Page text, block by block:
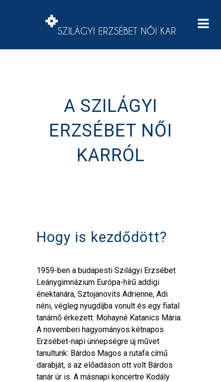
A SZILÁGYI
ERZSÉBET NŐI
KARRÓL
Hogy is kezdődött?
1959-ben a budapesti Szilágyi Erzsébet
Leánygimnázium Európa-hírű addigi
énektanára, Sztojanovits Adrienne, Adi
néni, végleg nyugdíjba vonult és egy fiatal
tanárnő érkezett: Mohayné Katanics Mária.
A novemberi hagyományos kétnapos
Erzsébet-napi ünnepségre új művet
tanultunk: Bárdos Magos a rutafa című
darabját, s az előadáson ott volt Bárdos
tanár úr is. A másnapi koncertre Kodály